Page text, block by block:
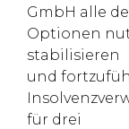
GmbH alle
Optionen
stabilisieren
und
für drei